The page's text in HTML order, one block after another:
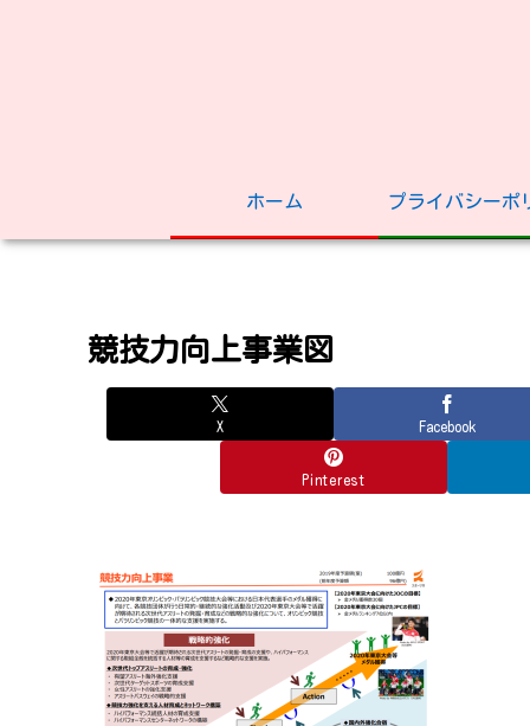
ホーム プライバシーポ
競技力向上事業図
X Facebook
Pinterest